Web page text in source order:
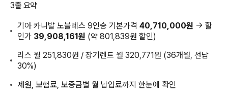
3줄 요약
기아 카니발 노블레스 9인승 기본가격40,710,000원 → 할
인가 39,908,161원 (약 801,839원 할인)
리스 월 251,830원 / 장기렌트 월 320,771원 (36개월, 선납
30%)
제원, 보험료, 보증금별 월 납입료까지 한눈에 확인